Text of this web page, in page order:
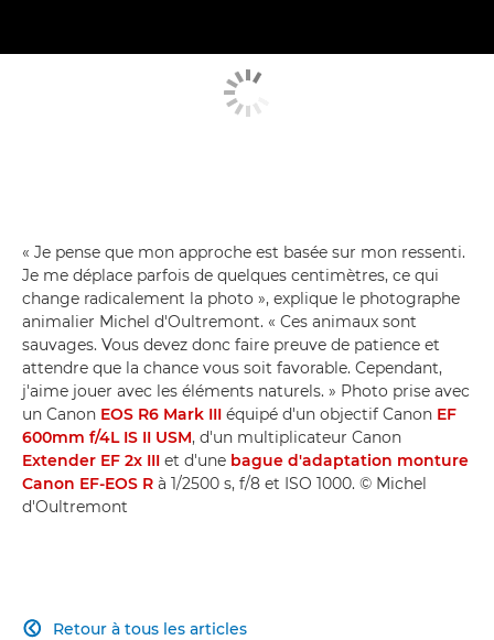
« Je pense que mon approche est basée sur mon ressenti.
Je me déplace parfois de quelques centimètres, ce qui
change radicalement la photo », explique le photographe
animalier Michel d'Oultremont. « Ces animaux sont
sauvages. Vous devez donc faire preuve de patience et
attendre que la chance vous soit favorable. Cependant,
j'aime jouer avec les éléments naturels. » Photo prise avec
un Canon EOS R6 Mark III équipé d'un objectif Canon EF
600mm f/4L IS II USM, d'un multiplicateur Canon
Extender EF 2x III et d'une bague d'adaptation monture
Canon EF-EOS R à 1/2500 s, f/8 et ISO 1000. © Michel
d'Oultremont
Retour à tous les articles
